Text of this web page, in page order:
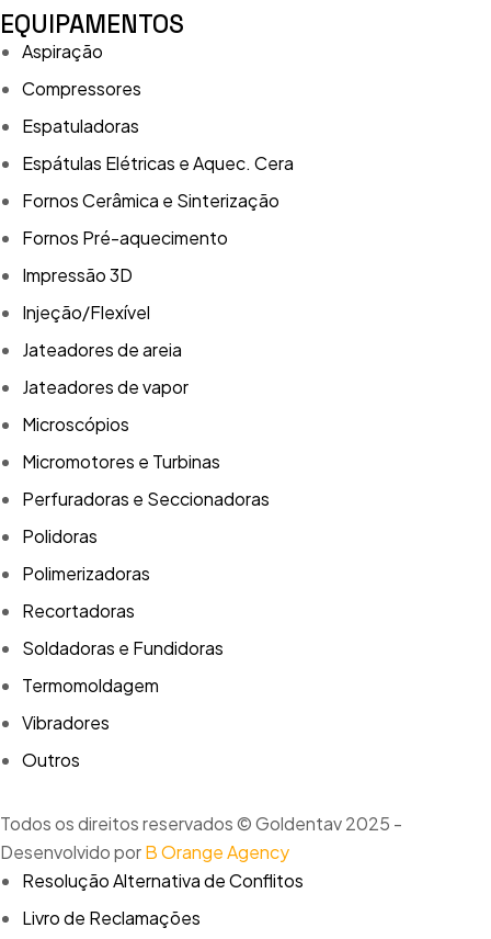
EQUIPAMENTOS
Aspiração
Compressores
Espatuladoras
Espátulas Elétricas e Aquec. Cera
Fornos Cerâmica e Sinterização
Fornos Pré-aquecimento
Impressão 3D
Injeção/Flexível
Jateadores de areia
Jateadores de vapor
Microscópios
Micromotores e Turbinas
Perfuradoras e Seccionadoras
Polidoras
Polimerizadoras
Recortadoras
Soldadoras e Fundidoras
Termomoldagem
Vibradores
Outros
Todos os direitos reservados © Goldentav 2025 -
Desenvolvido porB Orange Agency
Resolução Alternativa de Conflitos
Livro de Reclamações